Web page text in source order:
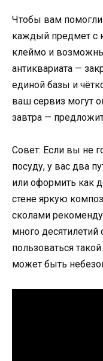
Чтобы вам помогли
каждый предмет с
клеймо и
антиквариата —
единой базы и
ваш сервиз могут
завтра —
Совет: Если вы не
посуду, у вас два
или оформить как
стене яркую
сколами
много десятилетий
пользоваться
может быть